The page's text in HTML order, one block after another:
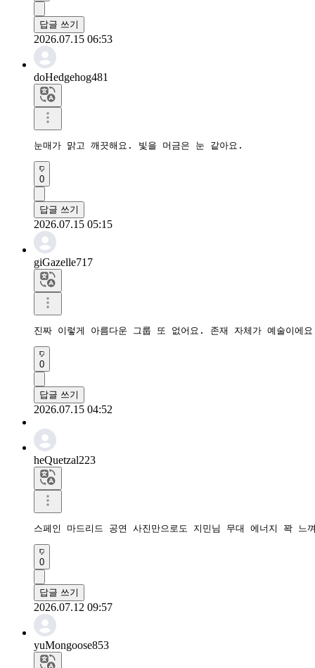
답글 쓰기
2026.07.15 06:53
doHedgehog481
눈매가 맑고 깨끗해요. 빛을 머금은 눈 같아요.
0
답글 쓰기
2026.07.15 05:15
giGazelle717
진짜 이렇게 아름다운 그룹 또 없어요. 존재 자체가 예술이에
0
답글 쓰기
2026.07.15 04:52
heQuetzal223
스페인 마드리드 공연 사진만으로도 지민님 무대 에너지 꽉
0
답글 쓰기
2026.07.12 09:57
yuMongoose853